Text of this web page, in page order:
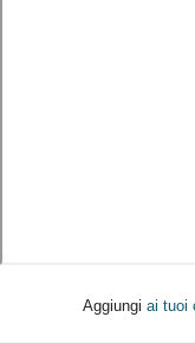
Aggiungi ai tuoi